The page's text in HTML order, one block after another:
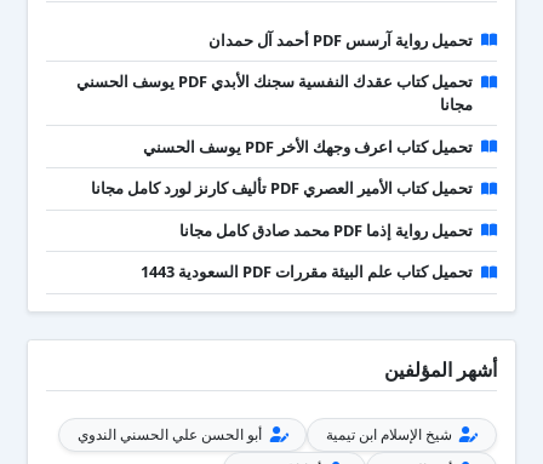
تحميل رواية آرسس PDF أحمد آل حمدان
تحميل كتاب عقدك النفسية سجنك الأبدي PDF يوسف الحسني
مجانا
تحميل كتاب اعرف وجهك الأخر PDF يوسف الحسني
تحميل كتاب الأمير العصري PDF تأليف كارنز لورد كامل مجانا
تحميل رواية إذما PDF محمد صادق كامل مجانا
تحميل كتاب علم البيئة مقررات PDF السعودية 1443
أشهر المؤلفين
شيخ الإسلام ابن تيمية
أبو الحسن علي الحسني الندوي